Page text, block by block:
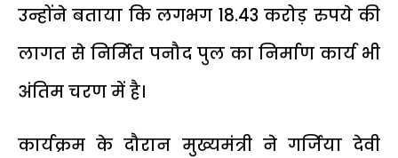
उन्होंने बताया कि लगभग 18.43 करोड़ रुपये की
लागत से निर्मित पनौद पुल का निर्माण कार्य भी
अंतिम चरण में है।
कार्यक्रम के दौरान मुख्यमंत्री ने गर्जिया देवी